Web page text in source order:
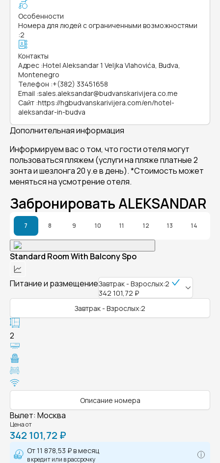
Особенности
Номера для людей с ограниченными возможностями
:2
Контакты
Адрес :Hotel Aleksandar 1 Veljka Vlahovića, Budva,
Montenegro
Телефон :+(382) 33451658
Email :sales.aleksandar@budvanskarivijera.co.me
Сайт :https://hgbudvanskarivijera.com/en/hotel-
aleksandar-in-budva
Дополнительная информация
Информируем вас о том, что гости отеля могут
пользоваться пляжем (услуги на пляже платные 2
зонта и шезлонга 20 у.е в день). *Cтоимость может
меняться на усмотрение отеля.
Забронировать ALEKSANDAR
7 8 9 10 11 12 13 14
Standard Room With Balcony Spo
Питание и размещениеЗавтрак - Взрослых:2
342 101,72 ₽
Завтрак - Взрослых:2
2
Описание номера
Вылет: Москва
Цена от
342 101,72 ₽
От11 878,53 ₽в месяц
в кредит или в рассрочку